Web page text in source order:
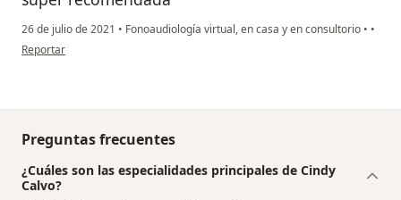
26 de julio de 2021 • Fonoaudiología virtual, en casa y en consultorio • •
en opinión del usuario Juan Sierra
Reportar
Preguntas frecuentes
¿Cuáles son las especialidades principales de Cindy
Calvo?